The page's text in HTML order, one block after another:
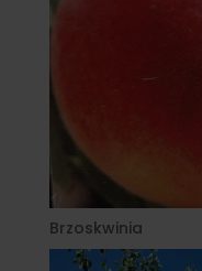
Brzoskwinia